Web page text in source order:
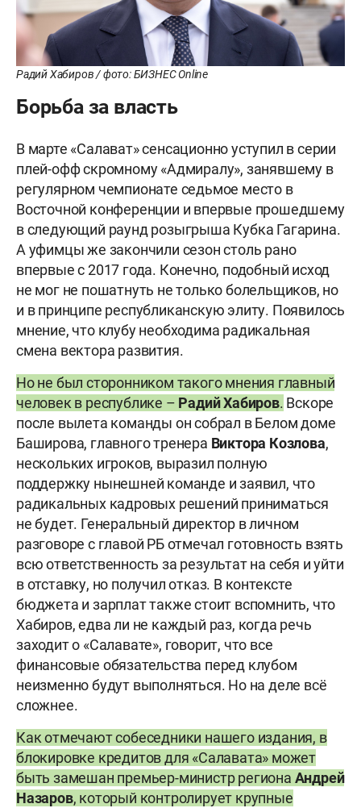
Радий Хабиров / фото: БИЗНЕС Online
Борьба за власть
В марте «Салават» сенсационно уступил в серии
плей-офф скромному «Адмиралу», занявшему в
регулярном чемпионате седьмое место в
Восточной конференции и впервые прошедшему
в следующий раунд розыгрыша Кубка Гагарина.
А уфимцы же закончили сезон столь рано
впервые с 2017 года. Конечно, подобный исход
не мог не пошатнуть не только болельщиков, но
и в принципе республиканскую элиту. Появилось
мнение, что клубу необходима радикальная
смена вектора развития.
Но не был сторонником такого мнения главный
человек в республике – Радий Хабиров. Вскоре
после вылета команды он собрал в Белом доме
Баширова, главного тренера Виктора Козлова,
нескольких игроков, выразил полную
поддержку нынешней команде и заявил, что
радикальных кадровых решений приниматься
не будет. Генеральный директор в личном
разговоре с главой РБ отмечал готовность взять
всю ответственность за результат на себя и уйти
в отставку, но получил отказ. В контексте
бюджета и зарплат также стоит вспомнить, что
Хабиров, едва ли не каждый раз, когда речь
заходит о «Салавате», говорит, что все
финансовые обязательства перед клубом
неизменно будут выполняться. Но на деле всё
сложнее.
Как отмечают собеседники нашего издания, в
блокировке кредитов для «Салавата» может
быть замешан премьер-министр региона Андрей
Назаров, который контролирует крупные